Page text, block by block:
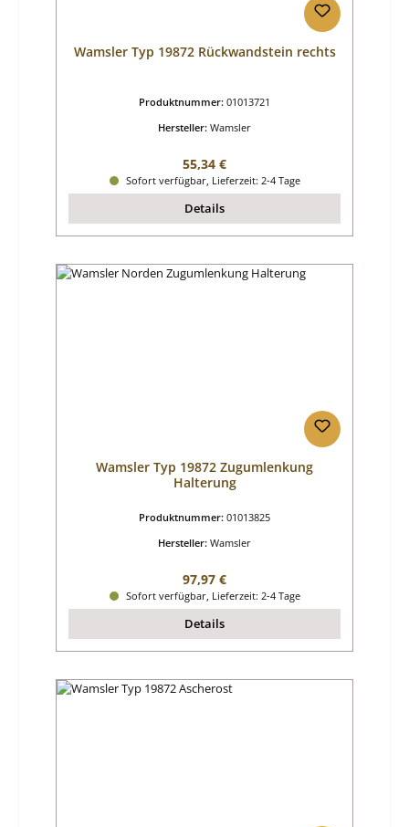
Wamsler Typ 19872 Rückwandstein rechts
Produktnummer: 01013721
Hersteller: Wamsler
Regulärer Preis:
55,34 €
Sofort verfügbar, Lieferzeit: 2-4 Tage
Details
Wamsler Typ 19872 Zugumlenkung
Halterung
Produktnummer: 01013825
Hersteller: Wamsler
Regulärer Preis:
97,97 €
Sofort verfügbar, Lieferzeit: 2-4 Tage
Details